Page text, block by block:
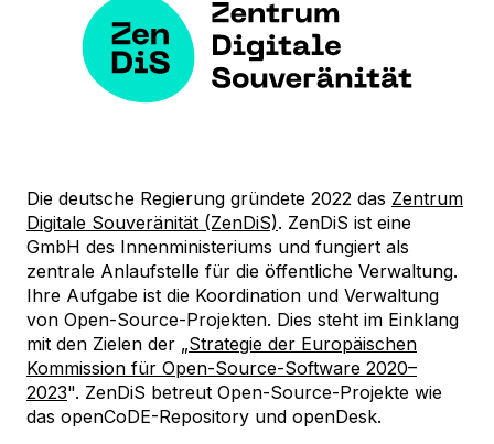
Die deutsche Regierung gründete 2022 das Zentrum
Digitale Souveränität (ZenDiS). ZenDiS ist eine
GmbH des Innenministeriums und fungiert als
zentrale Anlaufstelle für die öffentliche Verwaltung.
Ihre Aufgabe ist die Koordination und Verwaltung
von Open-Source-Projekten. Dies steht im Einklang
mit den Zielen der „Strategie der Europäischen
Kommission für Open-Source-Software 2020–
2023". ZenDiS betreut Open-Source-Projekte wie
das openCoDE-Repository und openDesk.